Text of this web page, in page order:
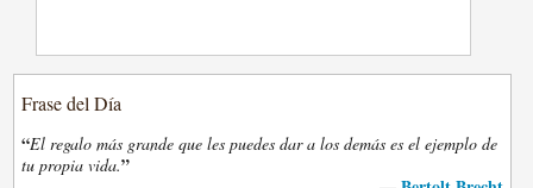
Frase del Día
“El regalo más grande que les puedes dar a los demás es el ejemplo de
tu propia vida.”